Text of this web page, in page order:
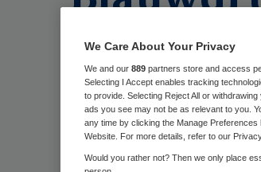
voor
Laura van Elst
We Care About Your Privacy
We and our 889 partners store and access
Selecting I Accept enables tracking
to provide. Selecting Reject All or
ads you see may not be as relevant to you.
any time by clicking the Manage
Website. For more details, refer to our
Would you rather not? Then we only place